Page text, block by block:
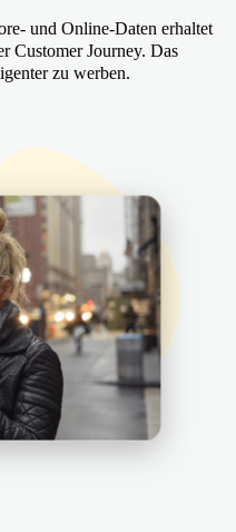
und Online-Daten erhaltet
Customer Journey. Das
zu werben.